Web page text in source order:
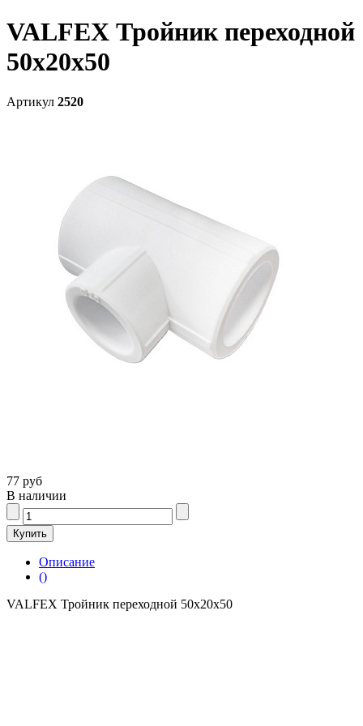
VALFEX Тройник переходной
50х20х50
Артикул 2520
77 руб
В наличии
Описание
()
VALFEX Тройник переходной 50х20х50